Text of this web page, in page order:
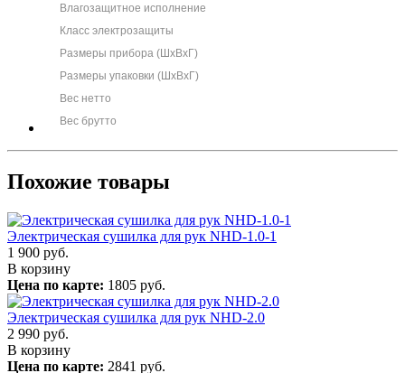
Влагозащитное исполнение
Класс электрозащиты
Размеры прибора (ШхВхГ)
Размеры упаковки (ШхВхГ)
Вес нетто
Вес брутто
Похожие товары
Электрическая сушилка для рук NHD-1.0-1
1 900 руб.
В корзину
Цена по карте: 1805 руб.
Электрическая сушилка для рук NHD-2.0
2 990 руб.
В корзину
Цена по карте: 2841 руб.